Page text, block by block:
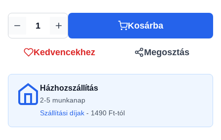
Mennyiség Kosárba
Kedvencekhez Megosztás
Házhozszállítás
2-5 munkanap
Szállítási díjak - 1490 Ft-tól